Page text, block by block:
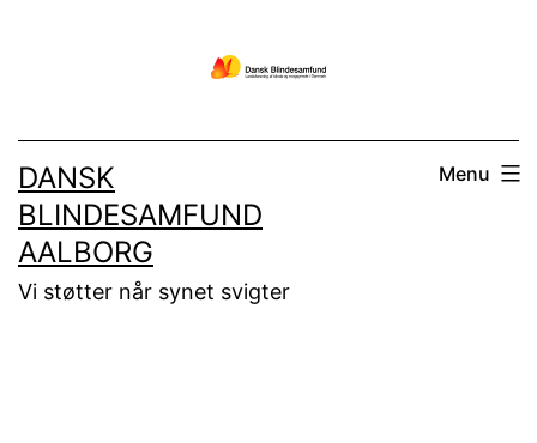
DANSK
BLINDESAMFUND
AALBORG
Vi støtter når synet svigter
Menu